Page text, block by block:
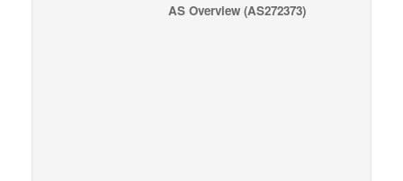
AS Overview (AS272373)